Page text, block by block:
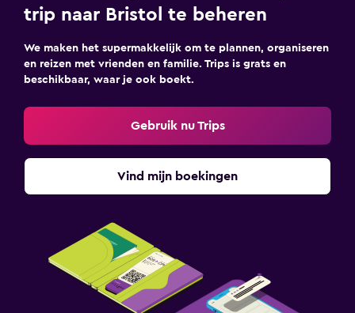
trip naar Bristol te beheren
We maken het supermakkelijk om te plannen, organiseren
en reizen met vrienden en familie. Trips is grats en
beschikbaar, waar je ook boekt.
Gebruik nu Trips
Vind mijn boekingen